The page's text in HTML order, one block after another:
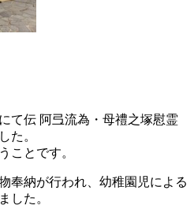
て伝 阿弖流為・母禮之塚慰霊
た。
ことです。
奉納が行われ、幼稚園児による
した。